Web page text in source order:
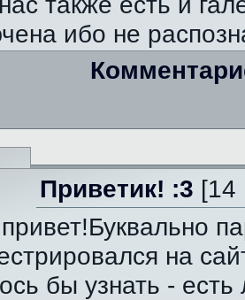
ибо не
Приветик! :3 [14
на
бы узнать - есть